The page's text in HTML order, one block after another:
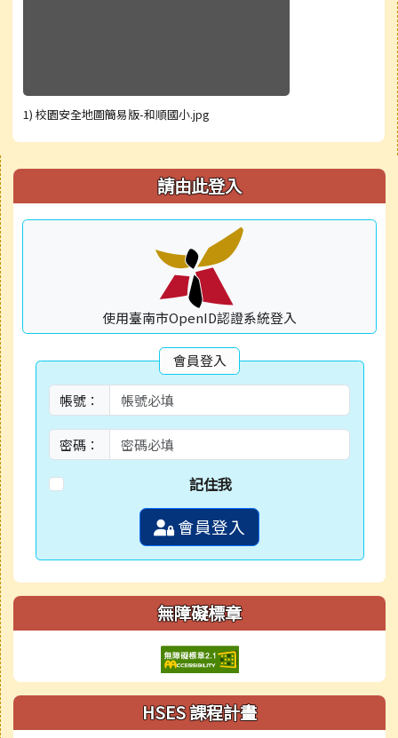
1) 校園安全地圖簡易版-和順國小.jpg
右邊區域內容 請由此登入
使用臺南市OpenID認證系統登入
會員登入
帳號：
密碼：
記住我
會員登入
無障礙標章
HSES 課程計畫